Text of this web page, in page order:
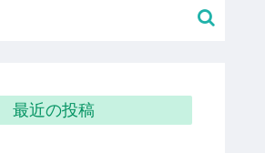
最近の投稿